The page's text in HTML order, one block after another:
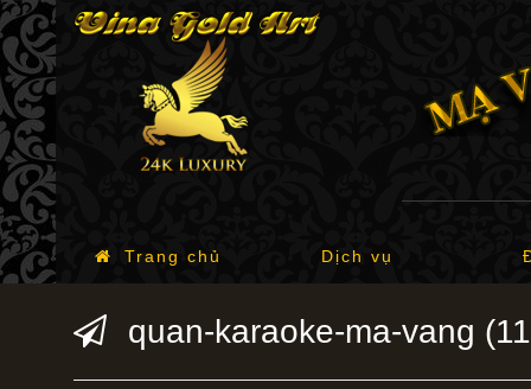
Trang chủ Dịch vụ
quan-karaoke-ma-vang